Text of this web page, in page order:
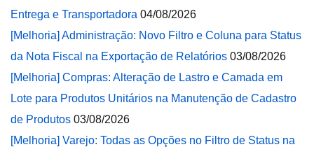
Entrega e Transportadora 04/08/2026
[Melhoria] Administração: Novo Filtro e Coluna para Status
da Nota Fiscal na Exportação de Relatórios 03/08/2026
[Melhoria] Compras: Alteração de Lastro e Camada em
Lote para Produtos Unitários na Manutenção de Cadastro
de Produtos 03/08/2026
[Melhoria] Varejo: Todas as Opções no Filtro de Status na